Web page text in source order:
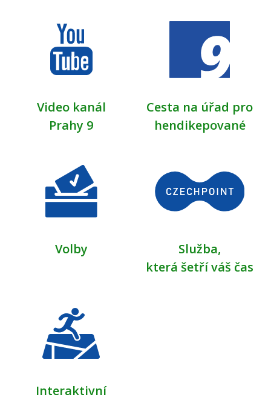
Video kanál
Prahy 9
Cesta na úřad pro
hendikepované
Volby
Služba,
která šetří váš čas
Interaktivní